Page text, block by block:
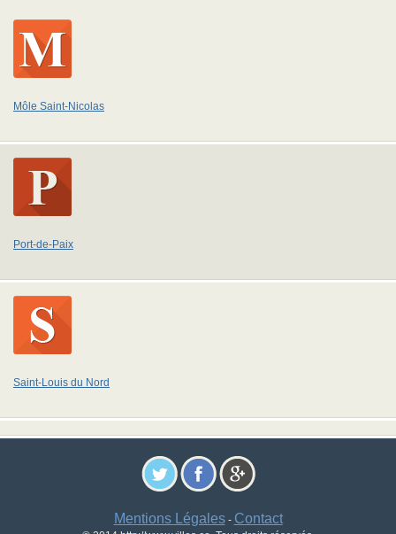
Môle Saint-Nicolas
Port-de-Paix
Saint-Louis du Nord
Mentions Légales- Contact